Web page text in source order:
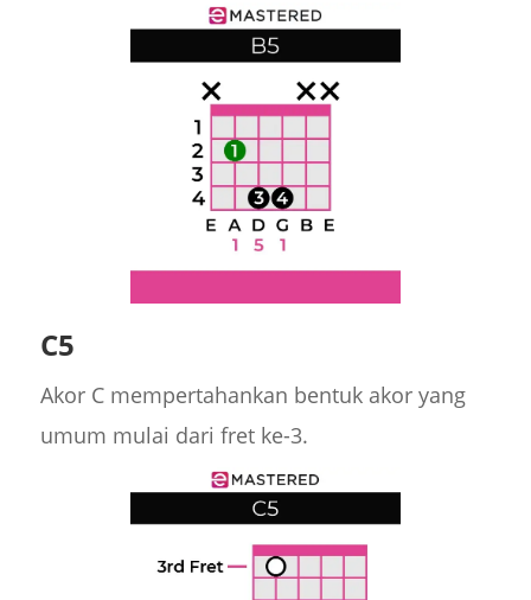
C5
Akor C mempertahankan bentuk akor yang
umum mulai dari fret ke-3.